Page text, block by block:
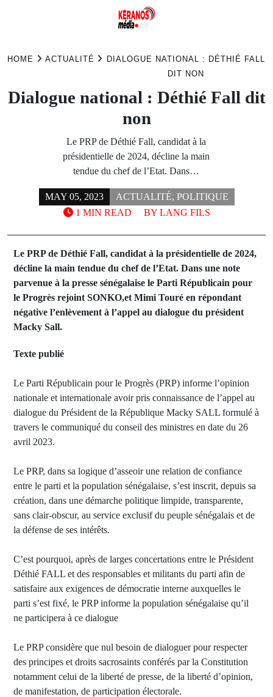
HOME ACTUALITÉ
DIALOGUE NATIONAL : DÉTHIÉ FALL
DIT NON
Dialogue national : Déthié Fall dit
non
Le PRP de Déthié Fall, candidat à la
présidentielle de 2024, décline la main
tendue du chef de l’Etat. Dans…
MAY 05, 2023 ACTUALITÉ, POLITIQUE
BY LANG FILS
1 MIN READ
Le PRP de Déthié Fall, candidat à la présidentielle de 2024,
décline la main tendue du chef de l’Etat. Dans une note
parvenue à la presse sénégalaise le Parti Républicain pour
le Progrès rejoint SONKO,et Mimi Touré en répondant
négative l’enlèvement à l’appel au dialogue du président
Macky Sall.
Texte publié
Le Parti Républicain pour le Progrès (PRP) informe l’opinion
nationale et internationale avoir pris connaissance de l’appel au
dialogue du Président de la République Macky SALL formulé à
travers le communiqué du conseil des ministres en date du 26
avril 2023.
Le PRP, dans sa logique d’asseoir une relation de confiance
entre le parti et la population sénégalaise, s’est inscrit, depuis sa
création, dans une démarche politique limpide, transparente,
sans clair-obscur, au service exclusif du peuple sénégalais et de
la défense de ses intérêts.
C’est pourquoi, après de larges concertations entre le Président
Déthié FALL et des responsables et militants du parti afin de
satisfaire aux exigences de démocratie interne auxquelles le
parti s’est fixé, le PRP informe la population sénégalaise qu’il
ne participera à ce dialogue
Le PRP considère que nul besoin de dialoguer pour respecter
des principes et droits sacrosaints conférés par la Constitution
notamment celui de la liberté de presse, de la liberté d’opinion,
de manifestation, de participation électorale.